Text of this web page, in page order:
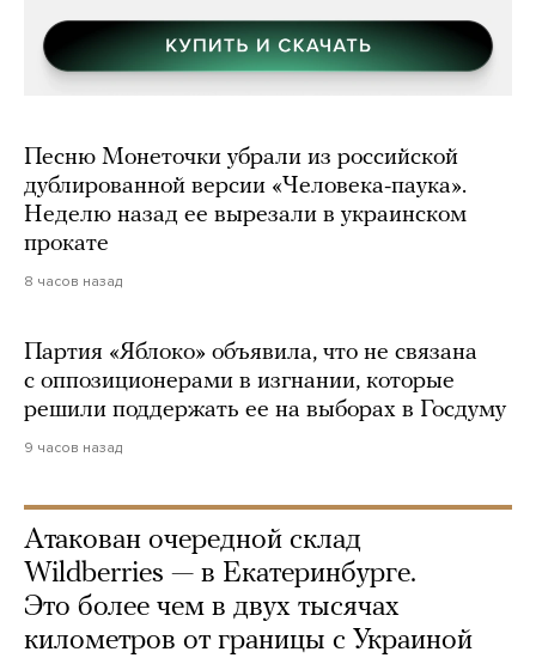
Песню Монеточки убрали из российской
дублированной версии «Человека-паука».
Неделю назад ее вырезали в украинском
прокате
8 часов назад
Партия «Яблоко» объявила, что не связана
с оппозиционерами в изгнании, которые
решили поддержать ее на выборах в Госдуму
9 часов назад
Атакован очередной склад
Wildberries — в Екатеринбурге.
Это более чем в двух тысячах
километров от границы с Украиной